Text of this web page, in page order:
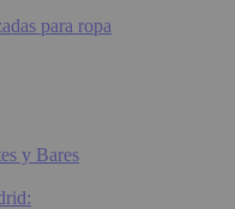
para ropa
y Bares